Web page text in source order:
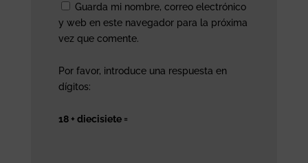
Guarda mi nombre, correo electrónico
y web en este navegador para la próxima
vez que comente.
Por favor, introduce una respuesta en
dígitos:
18 + diecisiete =